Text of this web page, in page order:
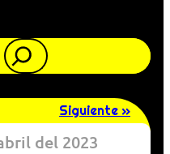
Siguiente »
del 2023